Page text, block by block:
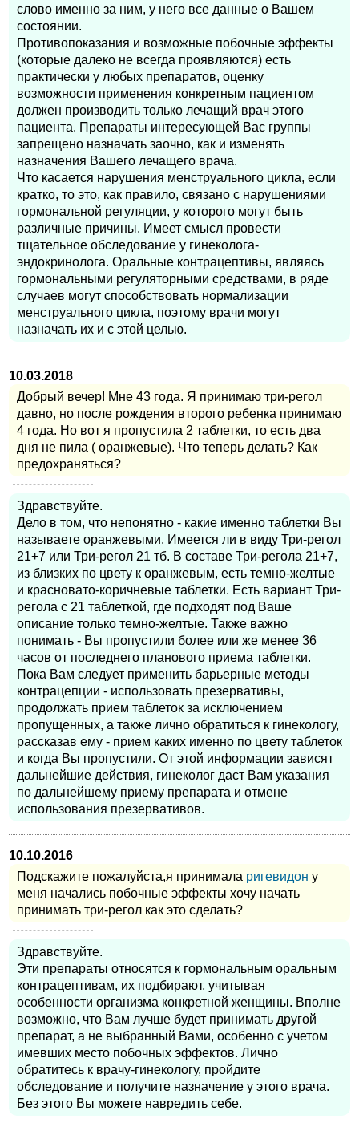
слово именно за ним, у него все данные о Вашем
состоянии.
Противопоказания и возможные побочные эффекты
(которые далеко не всегда проявляются) есть
практически у любых препаратов, оценку
возможности применения конкретным пациентом
должен производить только лечащий врач этого
пациента. Препараты интересующей Вас группы
запрещено назначать заочно, как и изменять
назначения Вашего лечащего врача.
Что касается нарушения менструального цикла, если
кратко, то это, как правило, связано с нарушениями
гормональной регуляции, у которого могут быть
различные причины. Имеет смысл провести
тщательное обследование у гинеколога-
эндокринолога. Оральные контрацептивы, являясь
гормональными регуляторными средствами, в ряде
случаев могут способствовать нормализации
менструального цикла, поэтому врачи могут
назначать их и с этой целью.
10.03.2018
Добрый вечер! Мне 43 года. Я принимаю три-регол
давно, но после рождения второго ребенка принимаю
4 года. Но вот я пропустила 2 таблетки, то есть два
дня не пила ( оранжевые). Что теперь делать? Как
предохраняться?
Здравствуйте.
Дело в том, что непонятно - какие именно таблетки Вы
называете оранжевыми. Имеется ли в виду Три-регол
21+7 или Три-регол 21 тб. В составе Три-регола 21+7,
из близких по цвету к оранжевым, есть темно-желтые
и красновато-коричневые таблетки. Есть вариант Три-
регола с 21 таблеткой, где подходят под Ваше
описание только темно-желтые. Также важно
понимать - Вы пропустили более или же менее 36
часов от последнего планового приема таблетки.
Пока Вам следует применить барьерные методы
контрацепции - использовать презервативы,
продолжать прием таблеток за исключением
пропущенных, а также лично обратиться к гинекологу,
рассказав ему - прием каких именно по цвету таблеток
и когда Вы пропустили. От этой информации зависят
дальнейшие действия, гинеколог даст Вам указания
по дальнейшему приему препарата и отмене
использования презервативов.
10.10.2016
Подскажите пожалуйста,я принимала ригевидон у
меня начались побочные эффекты хочу начать
принимать три-регол как это сделать?
Здравствуйте.
Эти препараты относятся к гормональным оральным
контрацептивам, их подбирают, учитывая
особенности организма конкретной женщины. Вполне
возможно, что Вам лучше будет принимать другой
препарат, а не выбранный Вами, особенно с учетом
имевших место побочных эффектов. Лично
обратитесь к врачу-гинекологу, пройдите
обследование и получите назначение у этого врача.
Без этого Вы можете навредить себе.